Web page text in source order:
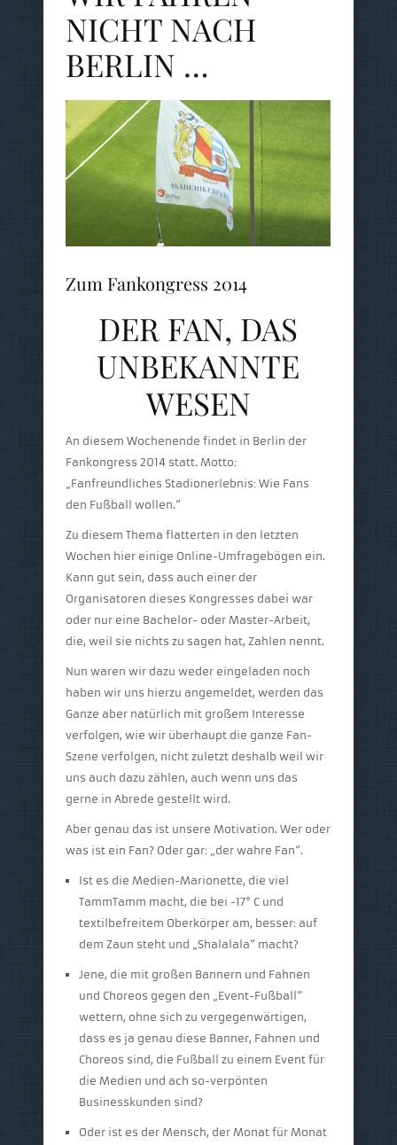
NICHT NACH
BERLIN …
Zum Fankongress 2014
DER FAN, DAS
UNBEKANNTE
WESEN
An diesem Wochenende findet in Berlin der
Fankongress 2014 statt. Motto:
„Fanfreundliches Stadionerlebnis: Wie Fans
den Fußball wollen.“
Zu diesem Thema flatterten in den letzten
Wochen hier einige Online-Umfragebögen ein.
Kann gut sein, dass auch einer der
Organisatoren dieses Kongresses dabei war
oder nur eine Bachelor- oder Master-Arbeit,
die, weil sie nichts zu sagen hat, Zahlen nennt.
Nun waren wir dazu weder eingeladen noch
haben wir uns hierzu angemeldet, werden das
Ganze aber natürlich mit großem Interesse
verfolgen, wie wir überhaupt die ganze Fan-
Szene verfolgen, nicht zuletzt deshalb weil wir
uns auch dazu zählen, auch wenn uns das
gerne in Abrede gestellt wird.
Aber genau das ist unsere Motivation. Wer oder
was ist ein Fan? Oder gar: „der wahre Fan“.
Ist es die Medien-Marionette, die viel
TammTamm macht, die bei -17° C und
textilbefreitem Oberkörper am, besser: auf
dem Zaun steht und „Shalalala“ macht?
Jene, die mit großen Bannern und Fahnen
und Choreos gegen den „Event-Fußball“
wettern, ohne sich zu vergegenwärtigen,
dass es ja genau diese Banner, Fahnen und
Choreos sind, die Fußball zu einem Event für
die Medien und ach so-verpönten
Businesskunden sind?
Oder ist es der Mensch, der Monat für Monat